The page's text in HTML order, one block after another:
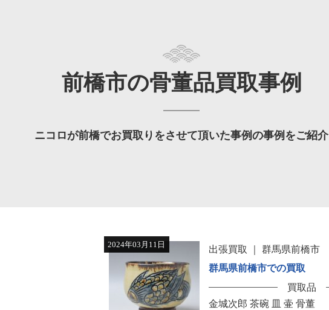
前橋市の骨董品買取事例
ニコロが前橋でお買取りをさせて頂いた事例の事例をご紹介
出張買取
群馬県前橋市
群馬県前橋市での買取
買取品
金城次郎 茶碗 皿 壷 骨董
2024年03月11日